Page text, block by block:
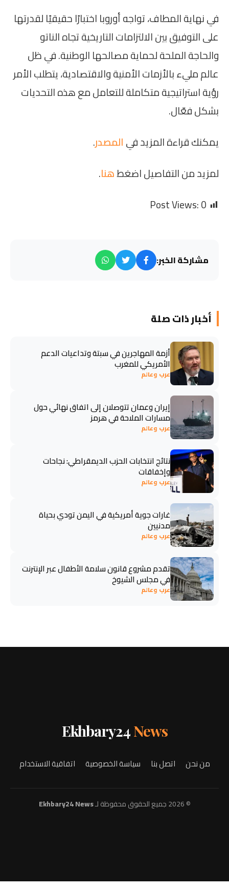
في نهاية المطاف، تواجه أوروبا اختبارًا حقيقيًا لقدرتها
على التوفيق بين الالتزامات التاريخية تجاه الناتو
والحاجة الملحة لحماية مصالحها الوطنية. في ظل
عالم مليء بالأزمات الأمنية والاقتصادية، يتطلب الأمر
رؤية استراتيجية متكاملة للتعامل مع هذه التحديات
بشكل فعّال.
يمكنك قراءة المزيد فيالمصدر.
لمزيد من التفاصيل اضغطهنا.
Post Views:0
مشاركة الخبر:
أخبار ذات صلة
أزمة المهاجرين في سبتة وتداعيات الدعم
الأمريكي للمغرب
عرب وعالم
إيران وعمان تتوصلان إلى اتفاق نهائي حول
مسارات الملاحة في هرمز
عرب وعالم
نتائج انتخابات الحزب الديمقراطي: نجاحات
وإخفاقات
عرب وعالم
غارات جوية أمريكية في اليمن تودي بحياة
مدنيين
عرب وعالم
تقدم مشروع قانون سلامة الأطفال عبر الإنترنت
في مجلس الشيوخ
عرب وعالم
Ekhbary24News
من نحن اتصل بنا سياسة الخصوصية اتفاقية الاستخدام
© 2026 جميع الحقوق محفوظة لـ Ekhbary24 News